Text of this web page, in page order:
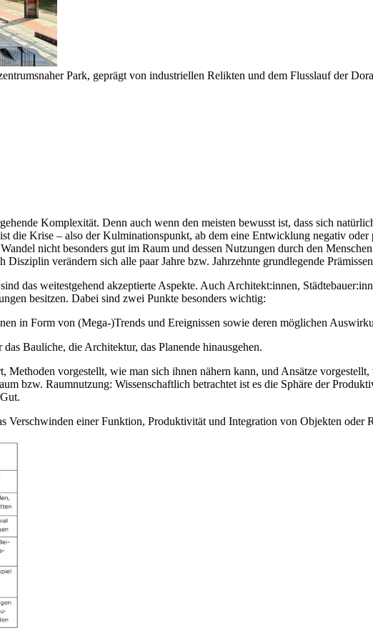
Park, geprägt von industriellen Relikten und dem Flusslauf der
Komplexität. Denn auch wenn den meisten bewusst ist, dass sich
die Krise – also der Kulminationspunkt, ab dem eine Entwicklung negativ
nicht besonders gut im Raum und dessen Nutzungen durch den
verändern sich alle paar Jahre bzw. Jahrzehnte grundlegende
das weitestgehend akzeptierte Aspekte. Auch Architekt:innen,
besitzen. Dabei sind zwei Punkte besonders wichtig:
in Form von (Mega-)Trends und Ereignissen sowie deren möglichen
Bauliche, die Architektur, das Planende hinausgehen.
Methoden vorgestellt, wie man sich ihnen nähern kann, und Ansätze
bzw. Raumnutzung: Wissenschaftlich betrachtet ist es die Sphäre der
Verschwinden einer Funktion, Produktivität und Integration von Objekten oder